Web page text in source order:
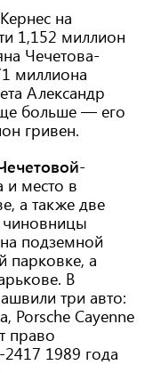
на
1,152 миллион
Чечетова-
миллиона
Александр
больше — его
гривен.
и место в
а также две
чиновницы
подземной
парковке, а
В
три авто:
Porsche Cayenne
право
1989 года